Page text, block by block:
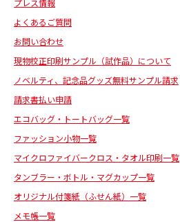
プレス情報
よくあるご質問
お問い合わせ
現物校正印刷サンプル（試作品）について
ノベルティ、記念品グッズ無料サンプル請求
請求書払い申請
エコバッグ・トートバッグ一覧
ファッション小物一覧
マイクロファイバークロス・タオル印刷一覧
タンブラー・ボトル・マグカップ一覧
オリジナル付箋紙（ふせん紙）一覧
メモ帳一覧